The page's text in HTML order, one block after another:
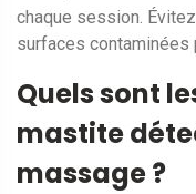
chaque session.
surfaces contaminées
Quels sont
mastite
massage ?